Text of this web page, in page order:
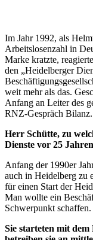
Im Jahr 1992, als
Arbeitslosenzahl in
Marke kratzte,
den „Heidelberger
weit mehr als das.
Anfang an Leiter des
RNZ-Gespräch Bilanz.
Herr Schütte, zu
Dienste vor 25
Anfang der 1990er
auch in Heidelberg zu
für einen Start der
Man wollte ein
Schwerpunkt schaffen.
Sie starteten mit